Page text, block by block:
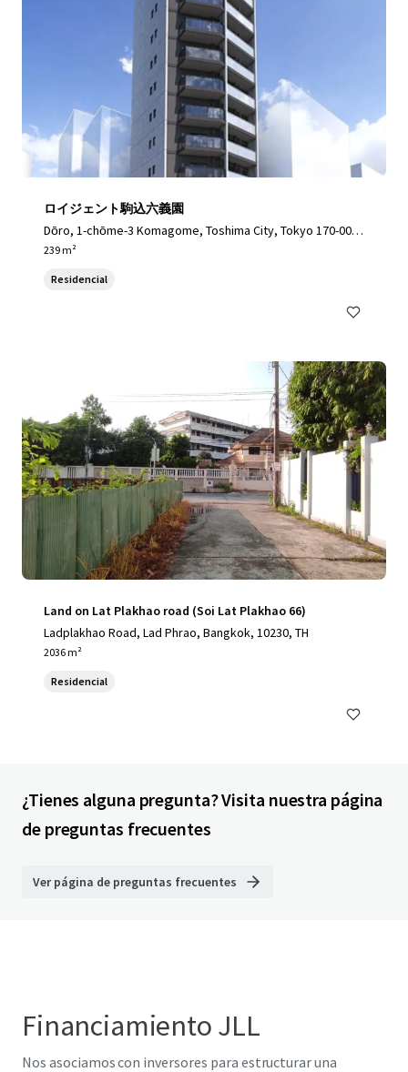
ロイジェント駒込六義園
Dōro, 1-chōme-3 Komagome, Toshima City, Tokyo 170-000
3, Japan, Toshima City, Tokyo, 170-0003, JP
239 m²
Residencial
Land on Lat Plakhao road (Soi Lat Plakhao 66)
Ladplakhao Road, Lad Phrao, Bangkok, 10230, TH
2036 m²
Residencial
¿Tienes alguna pregunta? Visita nuestra página
de preguntas frecuentes
Ver página de preguntas frecuentes
Financiamiento JLL
Nos asociamos con inversores para estructurar una